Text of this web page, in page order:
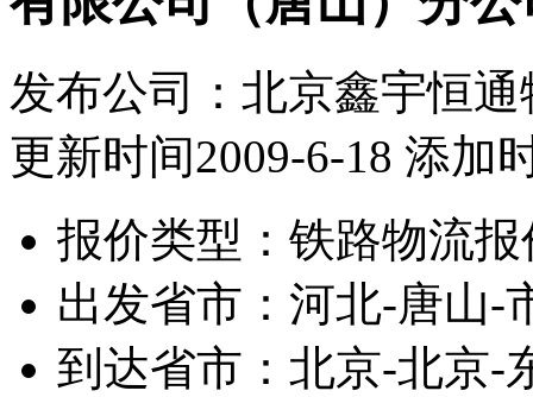
发布公司：北京鑫宇恒
更新时间2009-6-18 添加
报价类型： 铁路物流报
出发省市： 河北-唐山-
到达省市： 北京-北京-